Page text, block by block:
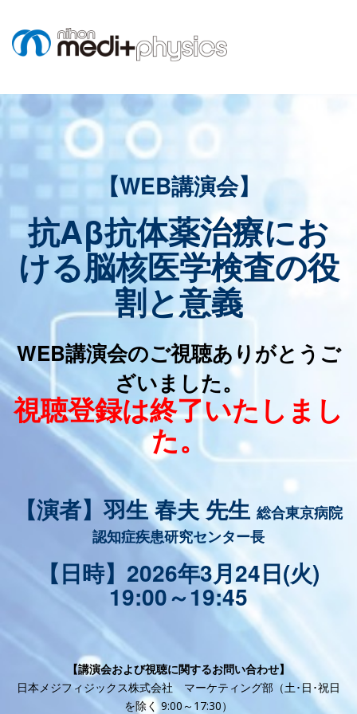
【WEB講演会】
抗Aβ抗体薬治療にお
ける脳核医学検査の役
割と意義
WEB講演会のご視聴ありがとうご
ざいました。
視聴登録は終了いたしまし
た。
【演者】羽生 春夫 先生 総合東京病院
認知症疾患研究センター長
【日時】2026年3月24日(火)
19:00～19:45
【講演会および視聴に関するお問い合わせ】
日本メジフィジックス株式会社 マーケティング部（土･日･祝日
を除く 9:00～17:30）